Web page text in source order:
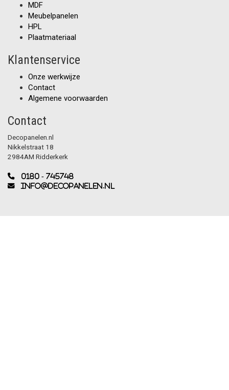
MDF
Meubelpanelen
HPL
Plaatmateriaal
Klantenservice
Onze werkwijze
Contact
Algemene voorwaarden
Contact
Decopanelen.nl
Nikkelstraat 18
2984AM Ridderkerk
0180 - 745748
info@decopanelen.nl